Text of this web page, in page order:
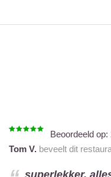
Beoordeeld op:
Tom V. beveelt dit
superlekker,